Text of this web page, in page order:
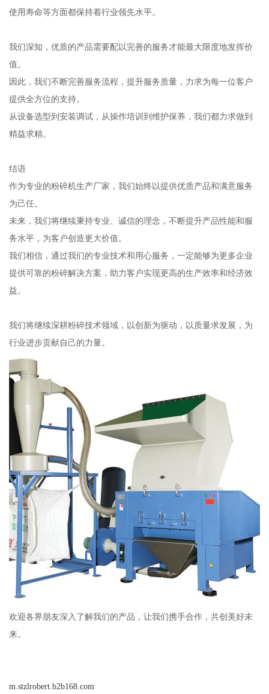
使用寿命等方面都保持着行业领先水平。
我们深知，优质的产品需要配以完善的服务才能最大限度地发挥价
值。
因此，我们不断完善服务流程，提升服务质量，力求为每一位客户
提供全方位的支持。
从设备选型到安装调试，从操作培训到维护保养，我们都力求做到
精益求精。
结语
作为专业的粉碎机生产厂家，我们始终以提供优质产品和满意服务
为己任。
未来，我们将继续秉持专业、诚信的理念，不断提升产品性能和服
务水平，为客户创造更大价值。
我们相信，通过我们的专业技术和用心服务，一定能够为更多企业
提供可靠的粉碎解决方案，助力客户实现更高的生产效率和经济效
益。
我们将继续深耕粉碎技术领域，以创新为驱动，以质量求发展，为
行业进步贡献自己的力量。
欢迎各界朋友深入了解我们的产品，让我们携手合作，共创美好未
来。
m.stzlrobert.b2b168.com